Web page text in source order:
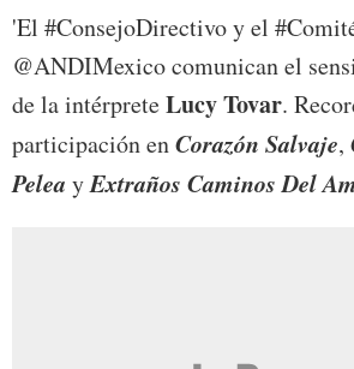
'El #ConsejoDirectivo y el
@ANDIMexico comunican el
de la intérpreteLucy Tovar.
participación enCorazón Salvaje,
Pelea yExtraños Caminos Del